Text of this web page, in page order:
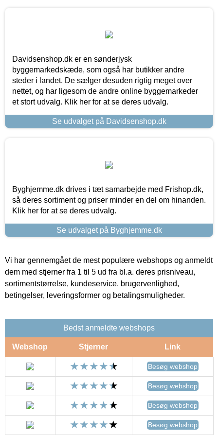
Davidsenshop.dk er en sønderjysk
byggemarkedskæde, som også har butikker andre
steder i landet. De sælger desuden rigtig meget over
nettet, og har ligesom de andre online byggemarkeder
et stort udvalg. Klik her for at se deres udvalg.
Se udvalget på Davidsenshop.dk
Byghjemme.dk drives i tæt samarbejde med Frishop.dk,
så deres sortiment og priser minder en del om hinanden.
Klik her for at se deres udvalg.
Se udvalget på Byghjemme.dk
Vi har gennemgået de mest populære webshops og anmeldt
dem med stjerner fra 1 til 5 ud fra bl.a. deres prisniveau,
sortimentstørrelse, kundeservice, brugervenlighed,
betingelser, leveringsformer og betalingsmuligheder.
Bedst anmeldte webshops
Webshop Stjerner Link
Besøg webshop
Besøg webshop
Besøg webshop
Besøg webshop